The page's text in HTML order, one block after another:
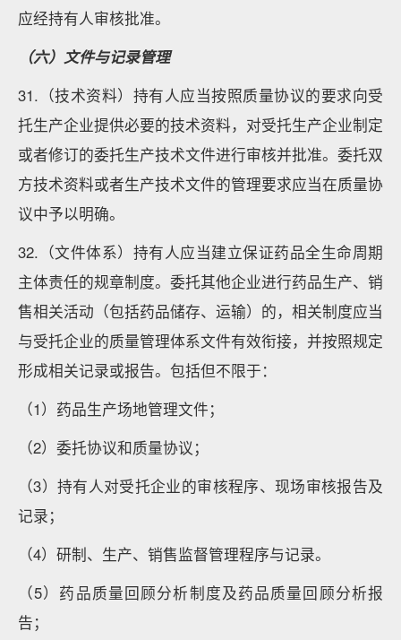
应经持有人审核批准。
（六）文件与记录管理
31.（技术资料）持有人应当按照质量协议的要求向受
托生产企业提供必要的技术资料，对受托生产企业制定
或者修订的委托生产技术文件进行审核并批准。委托双
方技术资料或者生产技术文件的管理要求应当在质量协
议中予以明确。
32.（文件体系）持有人应当建立保证药品全生命周期
主体责任的规章制度。委托其他企业进行药品生产、销
售相关活动（包括药品储存、运输）的，相关制度应当
与受托企业的质量管理体系文件有效衔接，并按照规定
形成相关记录或报告。包括但不限于：
（1）药品生产场地管理文件；
（2）委托协议和质量协议；
（3）持有人对受托企业的审核程序、现场审核报告及
记录；
（4）研制、生产、销售监督管理程序与记录。
（5）药品质量回顾分析制度及药品质量回顾分析报
告；